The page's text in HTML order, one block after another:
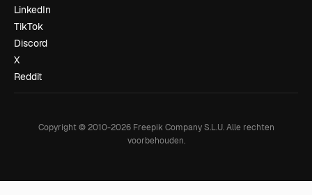
LinkedIn
TikTok
Discord
X
Reddit
Copyright © 2010-2026Freepik Company S.L.U. Alle rechten
voorbehouden.